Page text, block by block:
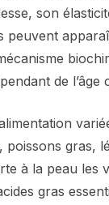
son
peuvent
de l’âge
poissons gras,
à la peau les
gras